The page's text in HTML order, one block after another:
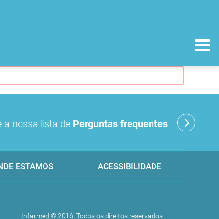
a nossa lista de Perguntas frequentes
ESTAMOS ACESSIBILIDADE
Infarmed © 2016. Todos os direitos reservados